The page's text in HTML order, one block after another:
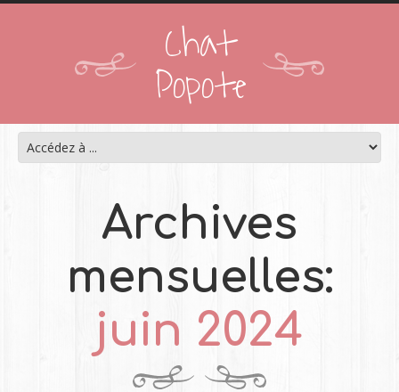
Chat
Popote
Archives
mensuelles:
juin 2024